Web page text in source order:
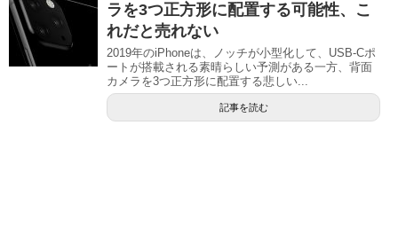
ラを3つ正方形に配置する可能性、こ
れだと売れない
2019年のiPhoneは、ノッチが小型化して、USB-Cポ
ートが搭載される素晴らしい予測がある一方、背面
カメラを3つ正方形に配置する悲しい...
記事を読む